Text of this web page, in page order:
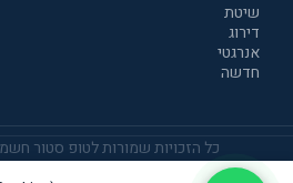
שיטת
דירוג
אנרגטי
חדשה
כל הזכויות שמורות לטופ סטור